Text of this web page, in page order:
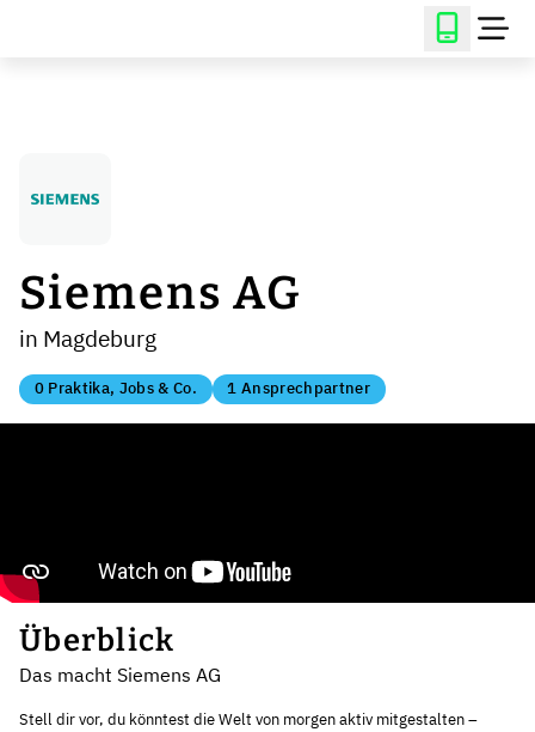
Siemens AG
in Magdeburg
0 Praktika, Jobs & Co. 1 Ansprechpartner
Überblick
Das macht Siemens AG
Stell dir vor, du könntest die Welt von morgen aktiv mitgestalten –